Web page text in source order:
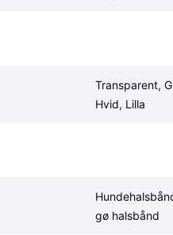
Transparent,
Hvid, Lilla
gø halsbånd